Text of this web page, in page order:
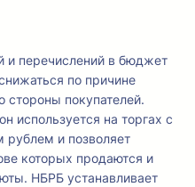
и перечислений в бюджет
по причине
стороны покупателей.
используется на торгах с
рублем и позволяет
которых продаются и
НБРБ устанавливает